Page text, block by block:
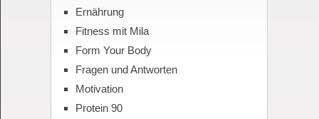
Ernährung
Fitness mit Mila
Form Your Body
Fragen und Antworten
Motivation
Protein 90